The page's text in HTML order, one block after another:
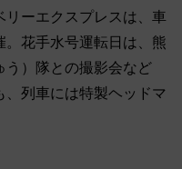
リーエクスプレスは、車
。花手水号運転日は、熊
う）隊との撮影会など
、列車には特製ヘッドマ